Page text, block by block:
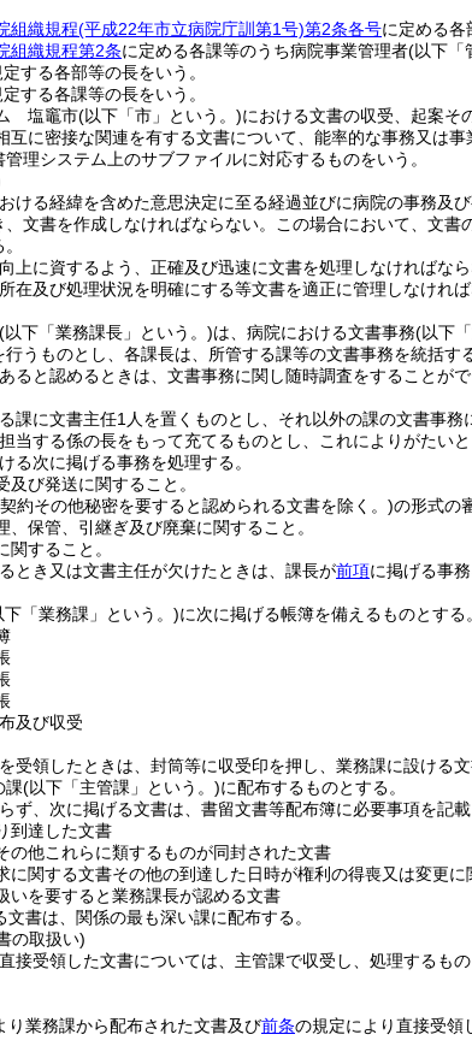
組織規程(平成22年市立病院庁訓第1号)第2条各号に定める各
組織規程第2条に定める各課等のうち病院事業管理者(以下「
する各部等の長をいう。
する各課等の長をいう。
塩竈市(以下「市」という。)における文書の収受、起案そ
に密接な関連を有する文書について、能率的な事務又は
理システム上のサブファイルに対応するものをいう。
ける経緯を含めた意思決定に至る経過並びに病院の事務及
文書を作成しなければならない。
この場合において、文書
上に資するよう、正確及び迅速に文書を処理しなければなら
在及び処理状況を明確にする等文書を適正に管理しなければ
(以下「業務課長」という。)は、病院における文書事務(以下
うものとし、各課長は、所管する課等の文書事務を統括する
ると認めるときは、文書事務に関し随時調査をすることがで
課に文書主任1人を置くものとし、それ以外の課の文書事務
当する係の長をもって充てるものとし、これによりがたいと
る次に掲げる事務を処理する。
及び発送に関すること。
約その他秘密を要すると認められる文書を除く。)の形式の
、保管、引継ぎ及び廃棄に関すること。
関すること。
とき又は文書主任が欠けたときは、課長が前項に掲げる事務
下「業務課」という。)に次に掲げる帳簿を備えるものとする。
及び収受
受領したときは、封筒等に収受印を押し、業務課に設ける
課(以下「主管課」という。)に配布するものとする。
ず、次に掲げる文書は、書留文書等配布簿に必要事項を記
到達した文書
の他これらに類するものが同封された文書
に関する文書その他の到達した日時が権利の得喪又は変更に
いを要すると業務課長が認める文書
書は、関係の最も深い課に配布する。
の取扱い)
接受領した文書については、主管課で収受し、処理するもの
り業務課から配布された文書及び前条の規定により直接受領